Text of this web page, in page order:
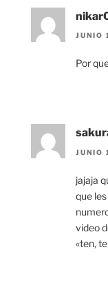
JUNIO
Por
JUNIO
jajaja
que
video
«ten,